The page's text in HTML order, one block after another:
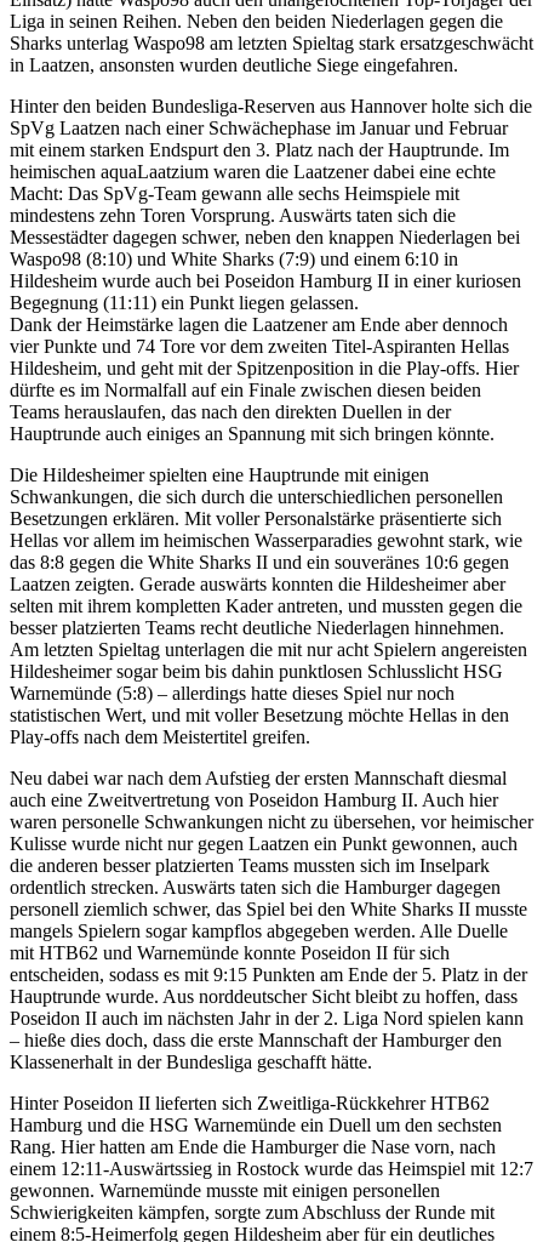
Liga in seinen Reihen. Neben den beiden Niederlagen gegen die
Sharks unterlag Waspo98 am letzten Spieltag stark ersatzgeschwächt
in Laatzen, ansonsten wurden deutliche Siege eingefahren.
Hinter den beiden Bundesliga-Reserven aus Hannover holte sich die
SpVg Laatzen nach einer Schwächephase im Januar und Februar
mit einem starken Endspurt den 3. Platz nach der Hauptrunde. Im
heimischen aquaLaatzium waren die Laatzener dabei eine echte
Macht: Das SpVg-Team gewann alle sechs Heimspiele mit
mindestens zehn Toren Vorsprung. Auswärts taten sich die
Messestädter dagegen schwer, neben den knappen Niederlagen bei
Waspo98 (8:10) und White Sharks (7:9) und einem 6:10 in
Hildesheim wurde auch bei Poseidon Hamburg II in einer kuriosen
Begegnung (11:11) ein Punkt liegen gelassen.
Dank der Heimstärke lagen die Laatzener am Ende aber dennoch
vier Punkte und 74 Tore vor dem zweiten Titel-Aspiranten Hellas
Hildesheim, und geht mit der Spitzenposition in die Play-offs. Hier
dürfte es im Normalfall auf ein Finale zwischen diesen beiden
Teams herauslaufen, das nach den direkten Duellen in der
Hauptrunde auch einiges an Spannung mit sich bringen könnte.
Die Hildesheimer spielten eine Hauptrunde mit einigen
Schwankungen, die sich durch die unterschiedlichen personellen
Besetzungen erklären. Mit voller Personalstärke präsentierte sich
Hellas vor allem im heimischen Wasserparadies gewohnt stark, wie
das 8:8 gegen die White Sharks II und ein souveränes 10:6 gegen
Laatzen zeigten. Gerade auswärts konnten die Hildesheimer aber
selten mit ihrem kompletten Kader antreten, und mussten gegen die
besser platzierten Teams recht deutliche Niederlagen hinnehmen.
Am letzten Spieltag unterlagen die mit nur acht Spielern angereisten
Hildesheimer sogar beim bis dahin punktlosen Schlusslicht HSG
Warnemünde (5:8) – allerdings hatte dieses Spiel nur noch
statistischen Wert, und mit voller Besetzung möchte Hellas in den
Play-offs nach dem Meistertitel greifen.
Neu dabei war nach dem Aufstieg der ersten Mannschaft diesmal
auch eine Zweitvertretung von Poseidon Hamburg II. Auch hier
waren personelle Schwankungen nicht zu übersehen, vor heimischer
Kulisse wurde nicht nur gegen Laatzen ein Punkt gewonnen, auch
die anderen besser platzierten Teams mussten sich im Inselpark
ordentlich strecken. Auswärts taten sich die Hamburger dagegen
personell ziemlich schwer, das Spiel bei den White Sharks II musste
mangels Spielern sogar kampflos abgegeben werden. Alle Duelle
mit HTB62 und Warnemünde konnte Poseidon II für sich
entscheiden, sodass es mit 9:15 Punkten am Ende der 5. Platz in der
Hauptrunde wurde. Aus norddeutscher Sicht bleibt zu hoffen, dass
Poseidon II auch im nächsten Jahr in der 2. Liga Nord spielen kann
– hieße dies doch, dass die erste Mannschaft der Hamburger den
Klassenerhalt in der Bundesliga geschafft hätte.
Hinter Poseidon II lieferten sich Zweitliga-Rückkehrer HTB62
Hamburg und die HSG Warnemünde ein Duell um den sechsten
Rang. Hier hatten am Ende die Hamburger die Nase vorn, nach
einem 12:11-Auswärtssieg in Rostock wurde das Heimspiel mit 12:7
gewonnen. Warnemünde musste mit einigen personellen
Schwierigkeiten kämpfen, sorgte zum Abschluss der Runde mit
einem 8:5-Heimerfolg gegen Hildesheim aber für ein deutliches